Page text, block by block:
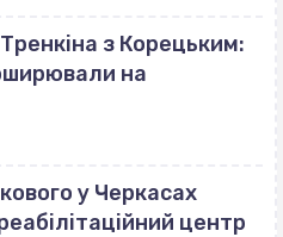
з Корецьким:
на
у Черкасах
центр